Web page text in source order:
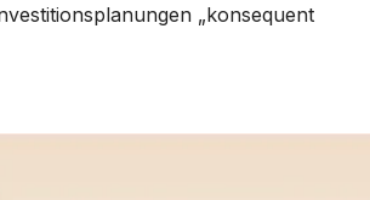
„konsequent